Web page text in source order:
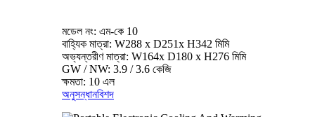
মডেল নং: এম-কে 10
বাহ্যিক মাত্রা: W288 x D251x H342 মিমি
অভ্যন্তরীণ মাত্রা: W164x D180 x H276 মিমি
GW / NW: 3.9 / 3.6 কেজি
ক্ষমতা: 10 এল
অনুসন্ধানবিশদ